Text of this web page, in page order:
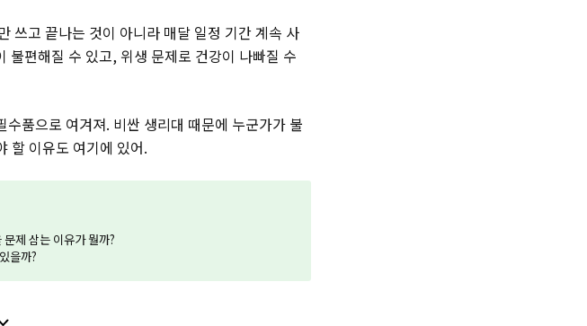
쓰고 끝나는 것이 아니라 매달 일정 기간 계속 사
불편해질 수 있고, 위생 문제로 건강이 나빠질 수
품으로 여겨져. 비싼 생리대 때문에 누군가가 불
할 이유도 여기에 있어.
제 삼는 이유가 뭘까?
을까?